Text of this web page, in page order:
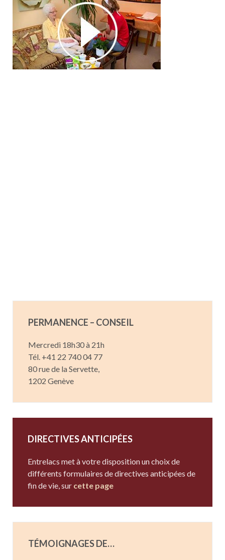
PERMANENCE – CONSEIL
Mercredi 18h30 à 21h
Tél. +41 22 740 04 77
80 rue de la Servette,
1202 Genève
DIRECTIVES ANTICIPÉES
Entrelacs met à votre disposition un choix de
différents formulaires de directives anticipées de
fin de vie, sur cette page
TÉMOIGNAGES DE…